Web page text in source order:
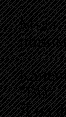
М-да,
"Вы"
Я на